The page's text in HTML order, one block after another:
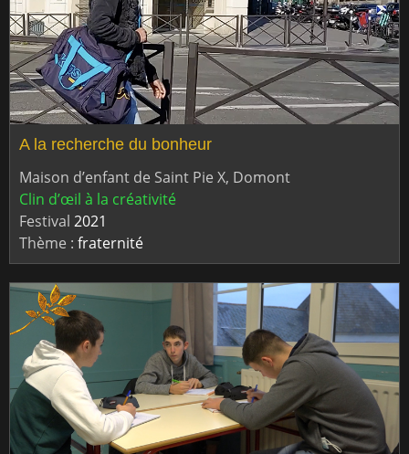
A la recherche du bonheur
Maison d’enfant de Saint Pie X, Domont
Clin d’œil à la créativité
Festival 2021
Thème : fraternité